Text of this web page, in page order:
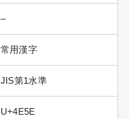
–
常用漢字
JIS第1水準
U+4E5E